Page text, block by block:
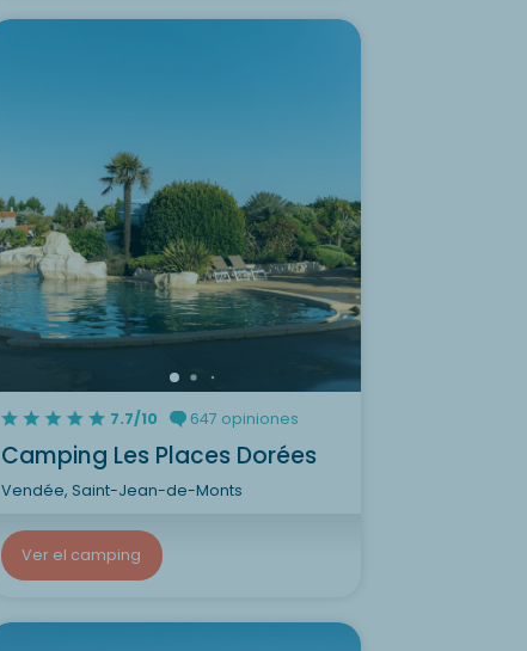
7.7/10 647 opiniones
Camping Les Places Dorées
Vendée, Saint-Jean-de-Monts
Ver el camping